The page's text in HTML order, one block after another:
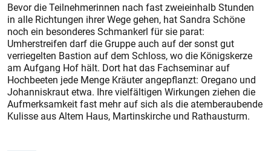
Bevor die Teilnehmerinnen nach fast zweieinhalb Stunden
in alle Richtungen ihrer Wege gehen, hat Sandra Schöne
noch ein besonderes Schmankerl für sie parat:
Umherstreifen darf die Gruppe auch auf der sonst gut
verriegelten Bastion auf dem Schloss, wo die Königskerze
am Aufgang Hof hält. Dort hat das Fachseminar auf
Hochbeeten jede Menge Kräuter angepflanzt: Oregano und
Johanniskraut etwa. Ihre vielfältigen Wirkungen ziehen die
Aufmerksamkeit fast mehr auf sich als die atemberaubende
Kulisse aus Altem Haus, Martinskirche und Rathausturm.